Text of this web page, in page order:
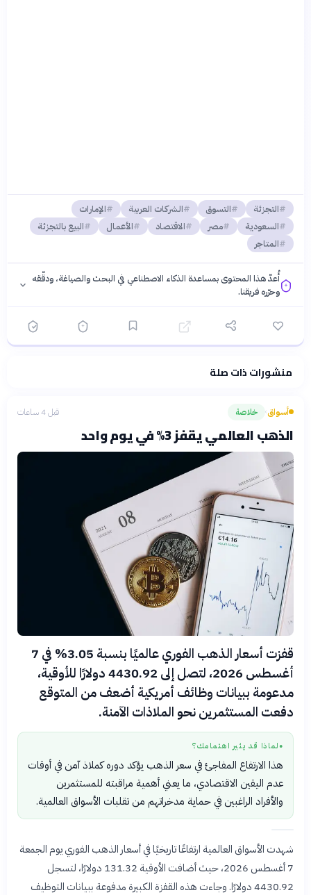
التجزئة التسوق الشركات العربية
الإمارات
السعودية
مصر الاقتصاد الأعمال
البيع بالتجزئة
المتاجر
أُعدّ هذا المحتوى بمساعدة الذكاء الاصطناعي في البحث والصياغة، ودقّقه
وحرّره فريقنا.
فلسفتنا المعرفية· سياسة الذكاء الاصطناعيمنشورات ذات صلة
أسواق› خلاصة قبل 4 ساعات
الذهب العالمي يقفز 3% في يوم واحد
قفزت أسعار الذهب الفوري عالميًا بنسبة 3.05% في 7
أغسطس 2026، لتصل إلى 4430.92 دولارًا للأوقية،
مدعومة ببيانات وظائف أمريكية أضعف من المتوقع
دفعت المستثمرين نحو الملاذات الآمنة.
● لماذا قد يثير اهتمامك؟
هذا الارتفاع المفاجئ في سعر الذهب يؤكد دوره كملاذ آمن في أوقات
عدم اليقين الاقتصادي، ما يعني أهمية مراقبته للمستثمرين
والأفراد الراغبين في حماية مدخراتهم من تقلبات الأسواق العالمية.
شهدت الأسواق العالمية ارتفاعًا تاريخيًا في أسعار الذهب الفوري يوم الجمعة
7 أغسطس 2026، حيث أضافت الأوقية 131.32 دولارًا، لتسجل
4430.92 دولارًا. وجاءت هذه القفزة الكبيرة مدفوعة ببيانات التوظيف